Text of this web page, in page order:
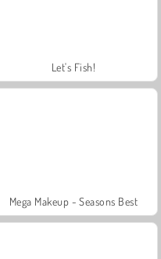
Let's Fish!
Mega Makeup - Seasons Best